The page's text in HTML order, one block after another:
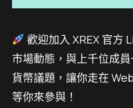
歡迎加入 XREX 官方
市場動態，與上千位成
貨幣議題，讓你走在
等你來參與！